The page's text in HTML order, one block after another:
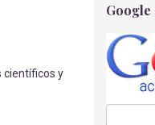
científicos y
CÁNCER
Peñas
Google